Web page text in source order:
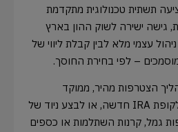
תשתית טכנולוגית מתקדמת
גישה ישירה לשוק ההון בארץ
עצמי מלא לבין קבלת ליווי של
– לפי בחירת החוסך.
הצטרפות מהיר, ממוקד
ואפקטיבי: ניתן להצטרף לקופת IRA חדשה, או לבצע ניוד של
גמל, קרנות השתלמות או כספים